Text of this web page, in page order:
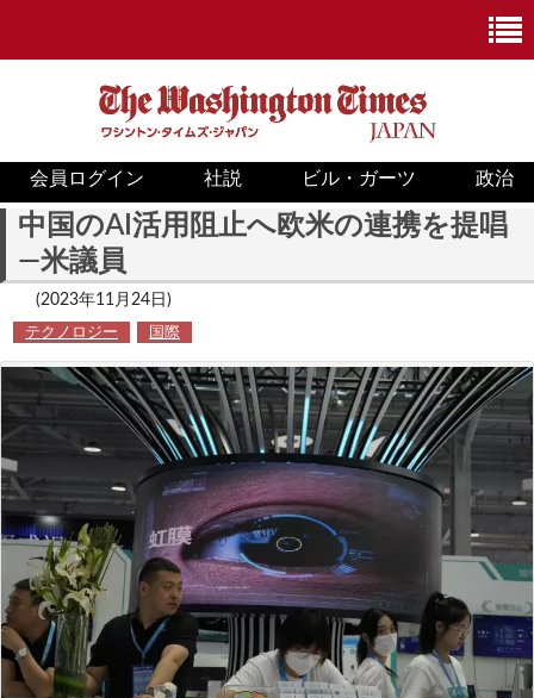
ニュース
政治
ホワイトハウス
COVID-19
米国内
国際
安全保障
ビジネス・経済
カルチャー
会員ログイン 社説 ビル・ガーツ 政治
中国のAI活用阻止へ欧米の連携を提唱
―米議員
(2023年11月24日)
テクノロジー 国際